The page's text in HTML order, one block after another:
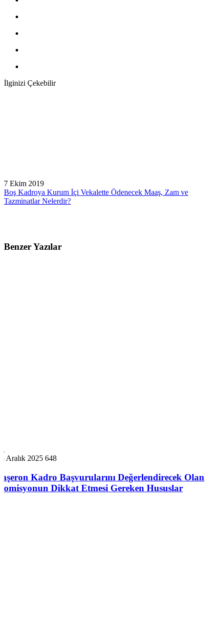
İlginizi Çekebilir
7 Ekim 2019
Boş Kadroya Kurum İçi Vekalette Ödenecek Maaş, Zam ve
Tazminatlar Nelerdir?
Benzer Yazılar
Aralık 2025 648
Kadro Başvurularını Değerlendirecek Olan
Dikkat Etmesi Gereken Hususlar